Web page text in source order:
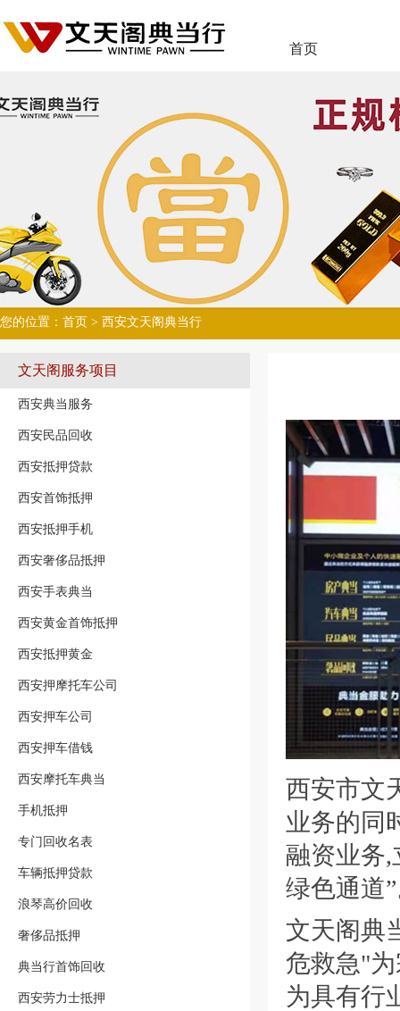
首页
您的位置： 首页 > 西安文天阁典当行
文天阁服务项目
西安典当服务
西安民品回收
西安抵押贷款
西安首饰抵押
西安抵押手机
西安奢侈品抵押
西安手表典当
西安黄金首饰抵押
西安抵押黄金
西安押摩托车公司
西安押车公司
西安押车借钱
西安摩托车典当
手机抵押
专门回收名表
车辆抵押贷款
浪琴高价回收
奢侈品抵押
典当行首饰回收
西安劳力士抵押
西安市文
业务的同
融资业务
绿色通道
文天阁典
危救急"
为具有行